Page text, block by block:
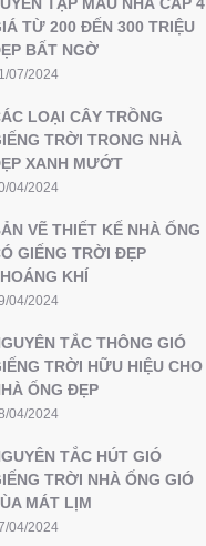
TỪ 200 ĐẾN 300 TRIỆU
BẤT NGỜ
07/2024
LOẠI CÂY TRỒNG
TRỜI TRONG NHÀ
XANH MƯỚT
04/2024
VẼ THIẾT KẾ NHÀ ỐNG
GIẾNG TRỜI ĐẸP
KHÍ
04/2024
TẮC THÔNG GIÓ
TRỜI HỮU HIỆU CHO
ỐNG ĐẸP
04/2024
TẮC HÚT GIÓ
TRỜI NHÀ ỐNG GIÓ
MÁT LỊM
04/2024